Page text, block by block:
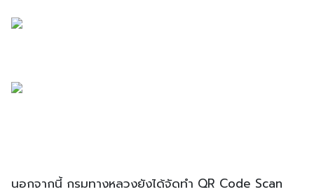
นอกจากนี้ กรมทางหลวงยังได้จัดทำ QR Code Scan